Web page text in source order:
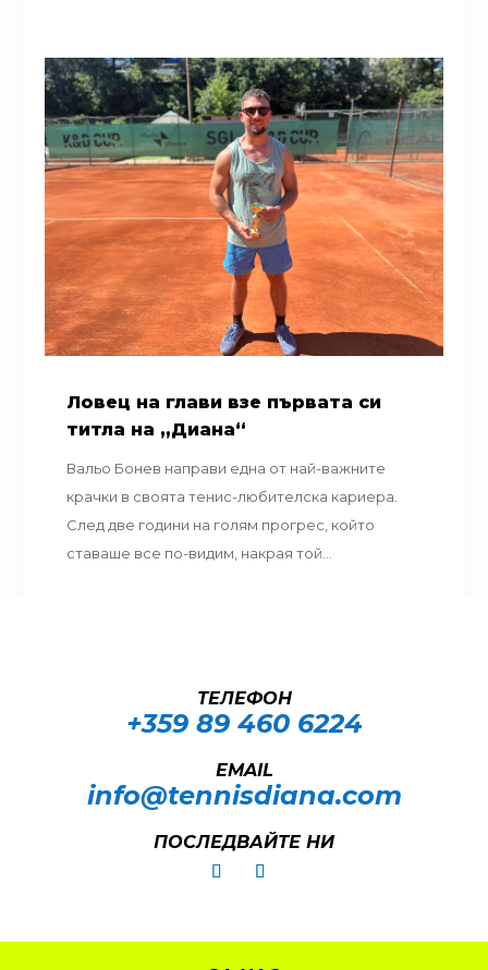
Ловец на глави взе първата си
титла на „Диана“
Вальо Бонев направи една от най-важните
крачки в своята тенис-любителска кариера.
След две години на голям прогрес, който
ставаше все по-видим, накрая той...
ТЕЛЕФОН
+359 89 460 6224­
EMAIL
info@tennisdiana.com
ПОСЛЕДВАЙТЕ НИ